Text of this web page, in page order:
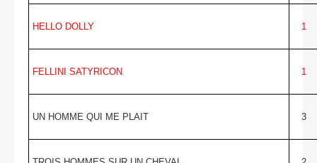
HELLO DOLLY 1
FELLINI SATYRICON 1
UN HOMME QUI ME PLAIT 3